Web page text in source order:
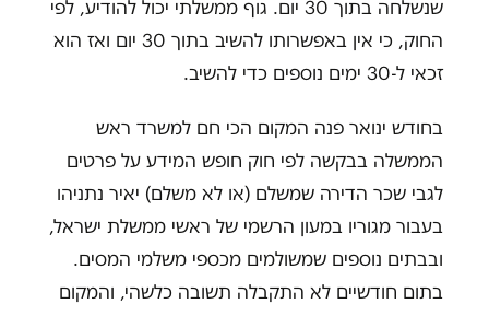
שנשלחה בתוך 30 יום. גוף ממשלתי יכול להודיע, לפי
החוק, כי אין באפשרותו להשיב בתוך 30 יום ואז הוא
זכאי ל-30 ימים נוספים כדי להשיב.
בחודש ינואר פנה המקום הכי חם למשרד ראש
הממשלה בבקשה לפי חוק חופש המידע על פרטים
לגבי שכר הדירה שמשלם (או לא משלם) יאיר נתניהו
בעבור מגוריו במעון הרשמי של ראשי ממשלת ישראל,
ובבתים נוספים שמשולמים מכספי משלמי המסים.
בתום חודשיים לא התקבלה תשובה כלשהי, והמקום